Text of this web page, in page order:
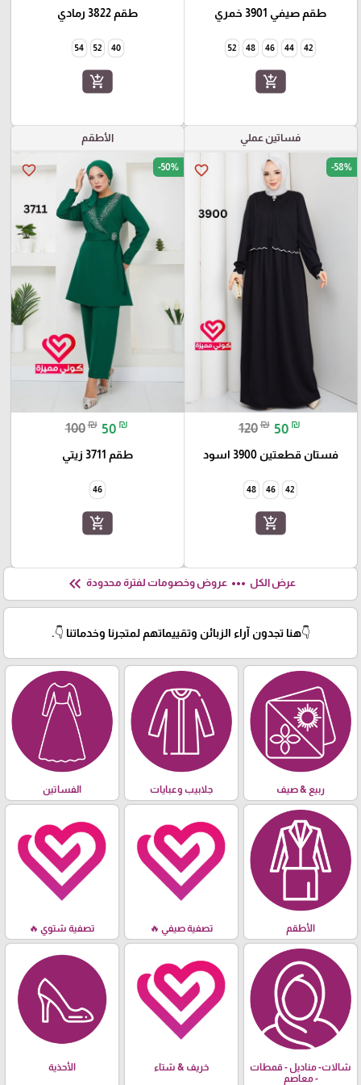
طقم صيفي 3901 خمري
42
44
46
48
52
add_shopping_cart
طقم 3822 رمادي
40
52
54
add_shopping_cart
فساتين عملي
favorite_border -58%
120₪ 50 ₪
فستان قطعتين 3900 اسود
42
46
48
add_shopping_cart
الأطقم
favorite_border -50%
100₪ 50 ₪
طقم 3711 زيتي
46
add_shopping_cart
عرض الكل more_horiz عروض وخصومات لفترة محدودة keyboard_double_arrow_left
👇هنا تجدون آراء الزبائن وتقييماتهم لمتجرنا وخدماتنا 👇.
ربيع & صيف جلابيب وعبايات الفساتين
الأطقم تصفية صيفي 🔥 تصفية شتوي 🔥
شالات- مناديل - قمطات
- معاصم
خريف & شتاء الأحذية